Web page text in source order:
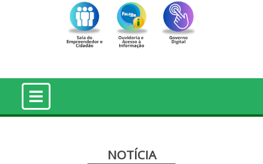
NOTÍCIA